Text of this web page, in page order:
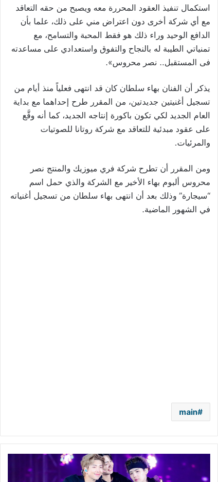
استكمال تنفيذ العقود المحررة معه ويصبح من حقه التعاقد
مع أي شركة أخرى دون اعتراض مني على ذلك، علما بأن
الدافع الوحيد وراء ذلك هو فقط المحبة والتسامح، مع
تمنياتي الطيبة له بالنجاح والتفوق واستعدادي على مساعدته
فى المستقبل.. نصر محروس».
يذكر أن الفنان بهاء سلطان كان قد انتهى فعلياً منذ أيام من
تسجيل أغنيتين جديدتين، من المقرر طرح إحداهما مع بداية
العام الجديد لكي تكون باكورة إنتاجه الجديد، كما أنه وقَّع
على عقود مبدئية للتعاقد مع شركة روتانا للصوتيات
والمرئيات.
ومن المقرر أن تطرح شركة فري ميوزيك والمنتج نصر
محروس ألبوم بهاء الأخير مع الشركة والذي حمل اسم
“سيجارة” وذلك بعد أن انتهى بهاء سلطان من تسجيل أغنياته
في الشهور الماضية.
main
كورونا
يصيب